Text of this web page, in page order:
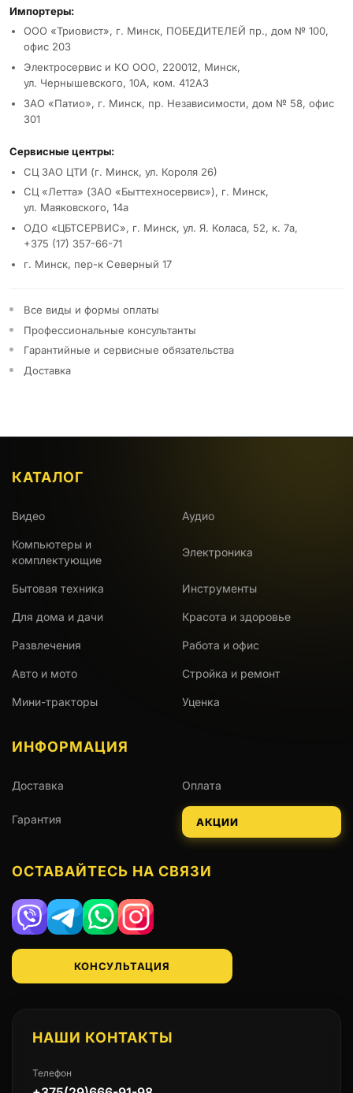
Реквизиты и условия
Импортеры:
ООО «Триовист», г. Минск, ПОБЕДИТЕЛЕЙ пр., дом № 100,
офис 203
Электросервис и КО ООО, 220012, Минск,
ул. Чернышевского, 10А, ком. 412А3
ЗАО «Патио», г. Минск, пр. Независимости, дом № 58, офис
301
Сервисные центры:
СЦ ЗАО ЦТИ (г. Минск, ул. Короля 26)
СЦ «Летта» (ЗАО «Быттехносервис»), г. Минск,
ул. Маяковского, 14а
ОДО «ЦБТСЕРВИС», г. Минск, ул. Я. Коласа, 52, к. 7а,
+375 (17) 357-66-71
г. Минск, пер-к Северный 17
Все виды и формы оплаты
Профессиональные консультанты
Гарантийные и сервисные обязательства
Доставка
КАТАЛОГ
Видео Аудио
Компьютеры и
комплектующие
Электроника
Бытовая техника Инструменты
Для дома и дачи Красота и здоровье
Развлечения Работа и офис
Авто и мото Стройка и ремонт
Мини-тракторы Уценка
ИНФОРМАЦИЯ
Доставка Оплата
Гарантия АКЦИИ
ОСТАВАЙТЕСЬ НА СВЯЗИ
Viber TelegramWhatsAppInstagram
КОНСУЛЬТАЦИЯ
НАШИ КОНТАКТЫ
Телефон